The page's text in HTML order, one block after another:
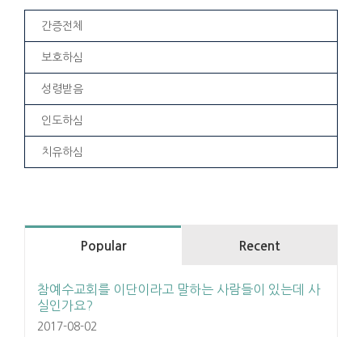
간증전체
보호하심
성령받음
인도하심
치유하심
Popular Recent
참예수교회를 이단이라고 말하는 사람들이 있는데 사
실인가요?
2017-08-02